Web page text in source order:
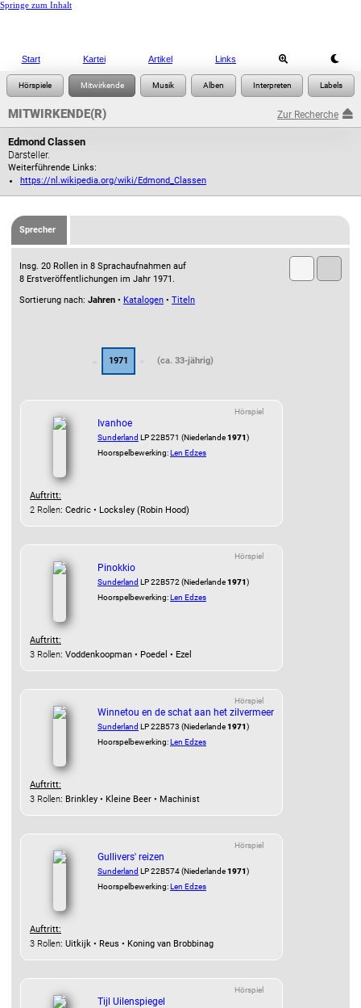
Springe zum Inhalt
Start Kartei Artikel Links
MITWIRKENDE(R) Zur Recherche
Edmond Classen
Darsteller.
Weiterführende Links:
https://nl.wikipedia.org/wiki/Edmond_Classen
Sprecher
Insg. 20 Rollen in 8 Sprachaufnahmen auf
8 Erstveröffentlichungen im Jahr 1971.
Sortierung nach: Jahren • Katalogen • Titeln
1971 (ca. 33-jährig)
Hörspiel
Ivanhoe
Sunderland LP 22B571 (Niederlande1971)
Hoorspelbewerking:Len Edzes
Auftritt:
2 Rollen: Cedric • Locksley (Robin Hood)
Hörspiel
Pinokkio
Sunderland LP 22B572 (Niederlande1971)
Hoorspelbewerking:Len Edzes
Auftritt:
3 Rollen: Voddenkoopman • Poedel • Ezel
Hörspiel
Winnetou en de schat aan het zilvermeer
Sunderland LP 22B573 (Niederlande1971)
Hoorspelbewerking:Len Edzes
Auftritt:
3 Rollen: Brinkley • Kleine Beer • Machinist
Hörspiel
Gullivers' reizen
Sunderland LP 22B574 (Niederlande1971)
Hoorspelbewerking:Len Edzes
Auftritt:
3 Rollen: Uitkijk • Reus • Koning van Brobbinag
Hörspiel
Tijl Uilenspiegel